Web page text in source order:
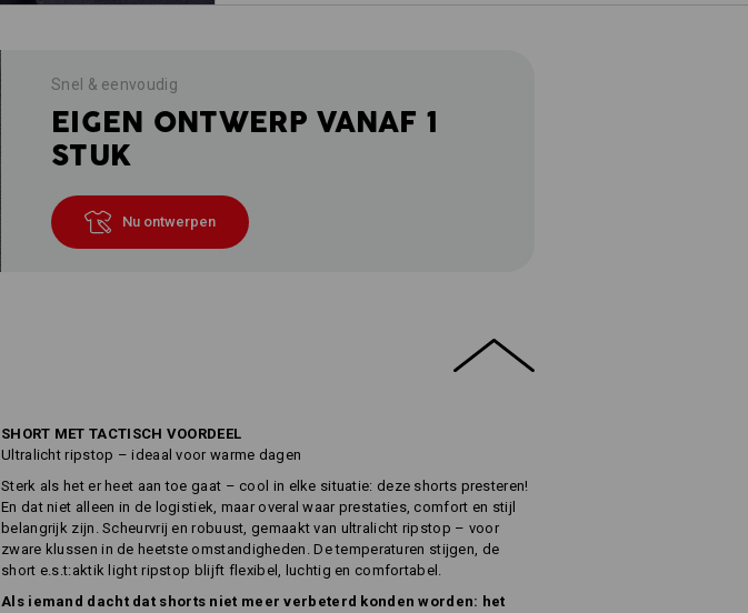
Snel & eenvoudig
EIGEN ONTWERP VANAF 1
STUK
Nu ontwerpen
SHORT MET TACTISCH VOORDEEL
Ultralicht ripstop – ideaal voor warme dagen
Sterk als het er heet aan toe gaat – cool in elke situatie: deze shorts presteren!
En dat niet alleen in de logistiek, maar overal waar prestaties, comfort en stijl
belangrijk zijn. Scheurvrij en robuust, gemaakt van ultralicht ripstop – voor
zware klussen in de heetste omstandigheden. De temperaturen stijgen, de
short e.s.t:aktik light ripstop blijft flexibel, luchtig en comfortabel.
Als iemand dacht dat shorts niet meer verbeterd konden worden: het